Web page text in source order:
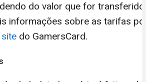
do valor que for
informações sobre as tarifas
site do GamersCard.